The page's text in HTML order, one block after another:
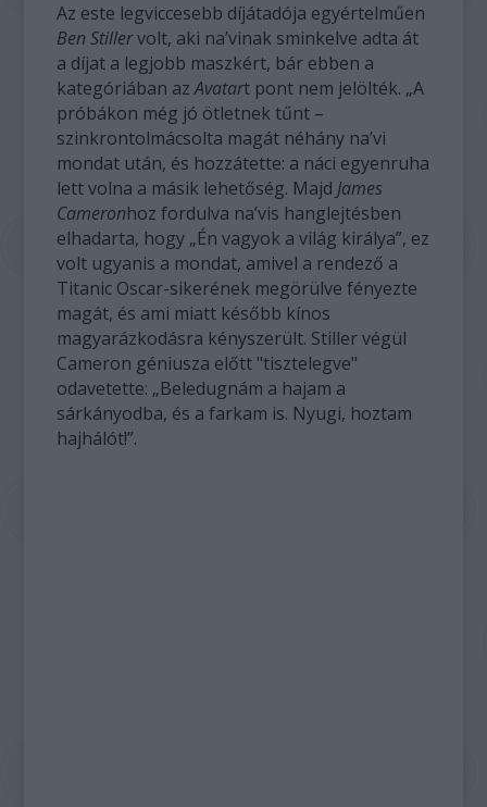
Az este legviccesebb díjátadója egyértelműen
Ben Stillervolt, aki na’vinak sminkelve adta át
a díjat a legjobb maszkért, bár ebben a
kategóriában azAvatart pont nem jelölték. „A
próbákon még jó ötletnek tűnt –
szinkrontolmácsolta magát néhány na’vi
mondat után, és hozzátette: a náci egyenruha
lett volna a másik lehetőség. Majd James
Cameronhoz fordulva na’vis hanglejtésben
elhadarta, hogy „Én vagyok a világ királya”, ez
volt ugyanis a mondat, amivel a rendező a
Titanic Oscar-sikerének megörülve fényezte
magát, és ami miatt később kínos
magyarázkodásra kényszerült. Stiller végül
Cameron géniusza előtt "tisztelegve"
odavetette: „Beledugnám a hajam a
sárkányodba, és a farkam is. Nyugi, hoztam
hajhálót!”.